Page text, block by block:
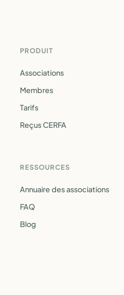
PRODUIT
Associations
Membres
Tarifs
Reçus CERFA
RESSOURCES
Annuaire des associations
FAQ
Blog